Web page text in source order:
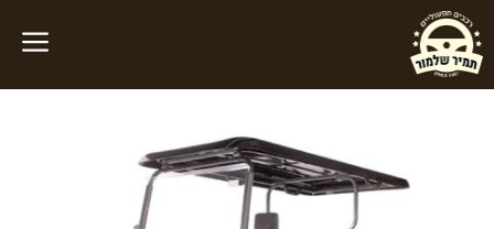
לדלג
לתוכן